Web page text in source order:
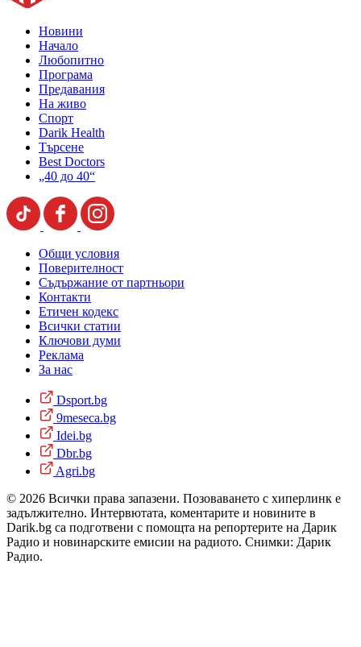
Новини
Начало
Любопитно
Програма
Предавания
На живо
Спорт
Darik Health
Търсене
Best Doctors
„40 до 40“
Общи условия
Поверителност
Съдържание от партньори
Контакти
Етичен кодекс
Всички статии
Ключови думи
Реклама
За нас
Dsport.bg
9meseca.bg
Idei.bg
Dbr.bg
Agri.bg
© 2026 Всички права запазени. Позоваването с хиперлинк е
задължително. Интервютата, коментарите и новините в
Darik.bg са подготвени с помощта на репортерите на Дарик
Радио и новинарските емисии на радиото. Снимки: Дарик
Радио.